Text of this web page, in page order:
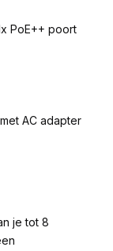
PoE++ poort
AC adapter
je tot 8